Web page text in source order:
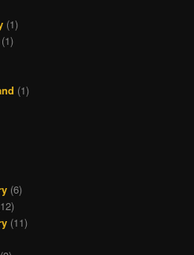
(1)
(1)
(6)
(11)